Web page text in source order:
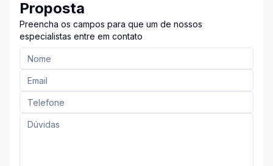
Proposta
Preencha os campos para que um de nossos
especialistas entre em contato